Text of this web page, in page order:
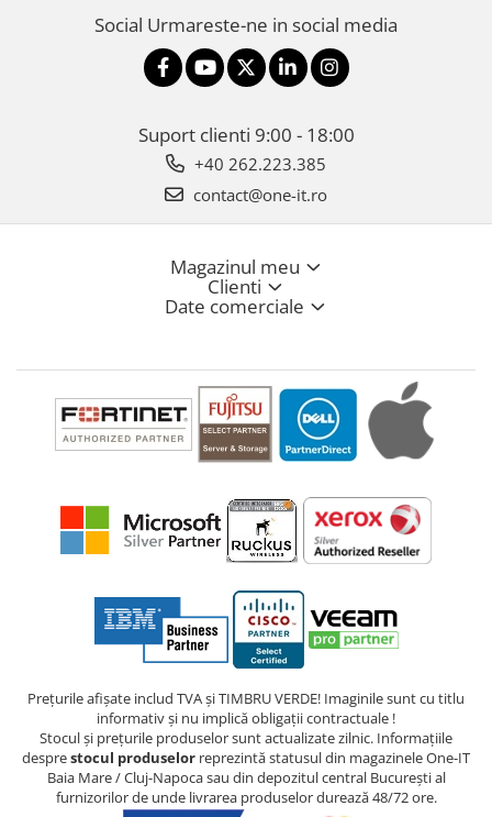
Social Urmareste-ne in social media
Suport clienti 9:00 - 18:00
+40 262.223.385
contact@one-it.ro
Magazinul meu
Clienti
Date comerciale
Prețurile afișate includ TVA și TIMBRU VERDE! Imaginile sunt cu titlu
informativ și nu implică obligații contractuale !
Stocul și prețurile produselor sunt actualizate zilnic. Informațiile
desprestocul produselor reprezintă statusul din magazinele One-IT
Baia Mare / Cluj-Napoca sau din depozitul central București al
furnizorilor de unde livrarea produselor durează 48/72 ore.